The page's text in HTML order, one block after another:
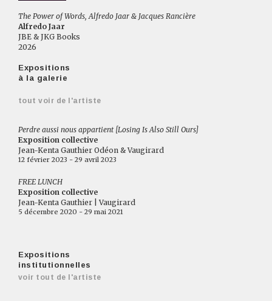
The Power of Words, Alfredo Jaar & Jacques Rancière
Alfredo Jaar
JBE & JKG Books
2026
Expositions
à la galerie
tout voir de l'artiste
Perdre aussi nous appartient [Losing Is Also Still Ours]
Exposition collective
Jean-Kenta Gauthier Odéon & Vaugirard
12 février 2023 - 29 avril 2023
FREE LUNCH
Exposition collective
Jean-Kenta Gauthier | Vaugirard
5 décembre 2020 - 29 mai 2021
Expositions
institutionnelles
voir tout de l'artiste